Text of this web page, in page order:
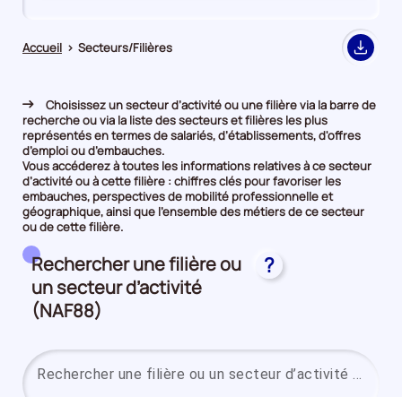
Accueil > Secteurs/Filières Export
Choisissez un secteur d’activité ou une filière via la barre de
recherche ou via la liste des secteurs et filières les plus
représentés en termes de salariés, d’établissements, d'offres
d’emploi ou d’embauches.
Vous accéderez à toutes les informations relatives à ce secteur
d’activité ou à cette filière : chiffres clés pour favoriser les
embauches, perspectives de mobilité professionnelle et
géographique, ainsi que l’ensemble des métiers de ce secteur
ou de cette filière.
Rechercher une filière ou
un secteur d’activité
(NAF88)
?